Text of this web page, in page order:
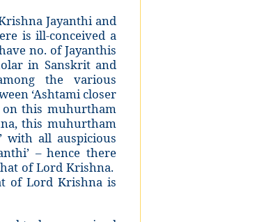
Jayanthi and
is ill-conceived a
no. of Jayanthis
in Sanskrit and
the various
‘Ashtami closer
on this muhurtham
this muhurtham
with all auspicious
– hence there
of Lord Krishna.
of Lord Krishna is